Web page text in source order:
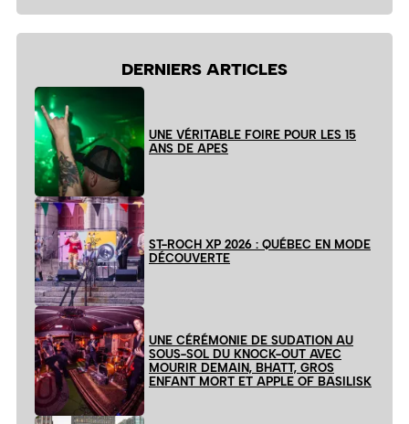
DERNIERS ARTICLES
UNE VÉRITABLE FOIRE POUR LES 15
ANS DE APES
ST-ROCH XP 2026 : QUÉBEC EN MODE
DÉCOUVERTE
UNE CÉRÉMONIE DE SUDATION AU
SOUS-SOL DU KNOCK-OUT AVEC
MOURIR DEMAIN, BHATT, GROS
ENFANT MORT ET APPLE OF BASILISK